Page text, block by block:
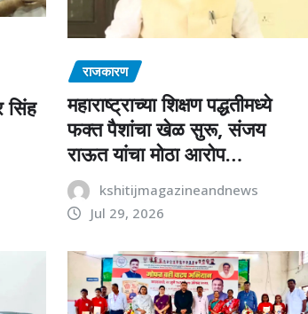
सिंह
राजकारण
महाराष्ट्राच्या शिक्षण पद्धतीमध्ये
फक्त पैशांचा खेळ सुरू, संजय
राऊत यांचा मोठा आरोप…
kshitijmagazineandnews
Jul 29, 2026